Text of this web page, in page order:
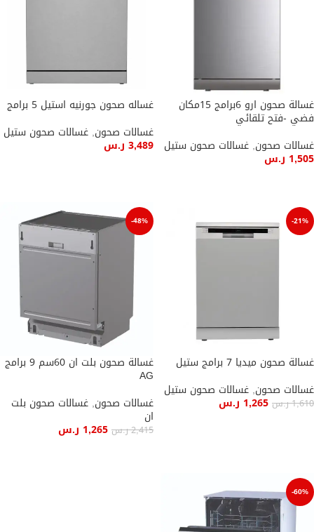
غسالة صحون ارو 6برامج 15مكان
فضي -فتح تلقائي
غسالات صحون, غسالات صحون ستيل
1,505 ر.س
غساله صحون جورنيه استيل 5 برامج
غسالات صحون, غسالات صحون ستيل
3,489 ر.س
-21%
غسالة صحون ميديا 7 برامج ستيل
غسالات صحون, غسالات صحون ستيل
1,610ر.س 1,265 ر.س
-48%
غسالة صحون بلت ان 60سم 9 برامج
AG
غسالات صحون, غسالات صحون بلت
ان
2,415ر.س 1,265 ر.س
-60%